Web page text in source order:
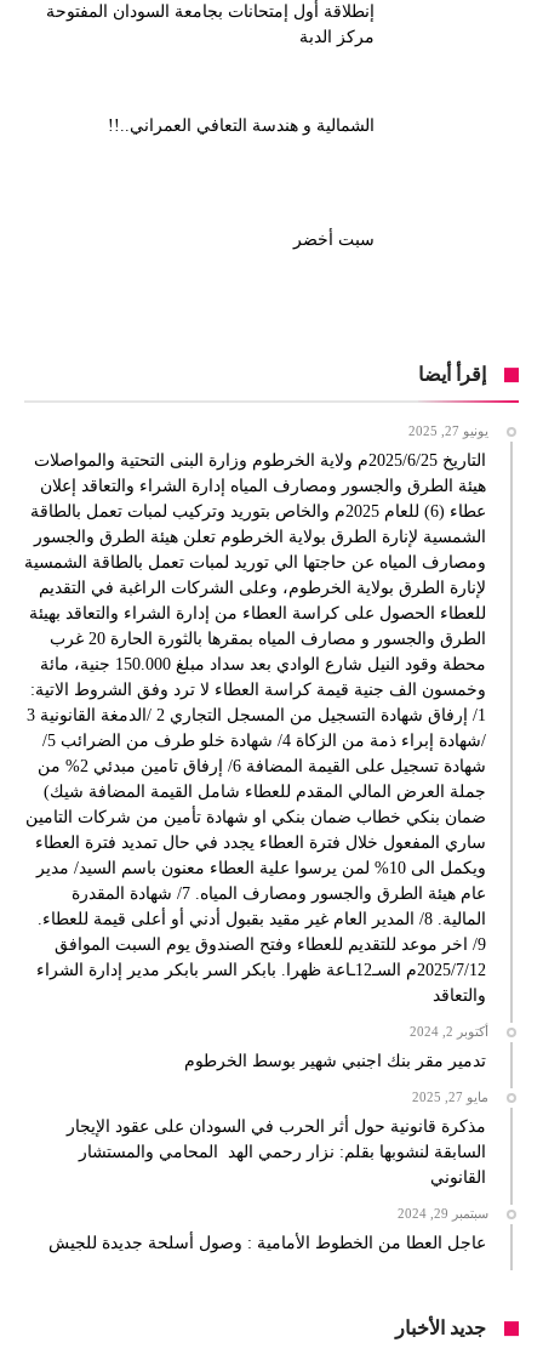
إنطلاقة أول إمتحانات بجامعة السودان المفتوحة
مركز الدبة
الشمالية و هندسة التعافي العمراني..!!
سبت أخضر
إقرأ أيضا
يونيو 27, 2025
التاريخ 2025/6/25م ولاية الخرطوم وزارة البنى التحتية والمواصلات
هيئة الطرق والجسور ومصارف المياه إدارة الشراء والتعاقد إعلان
عطاء (6) للعام 2025م والخاص بتوريد وتركيب لمبات تعمل بالطاقة
الشمسية لإنارة الطرق بولاية الخرطوم تعلن هيئة الطرق والجسور
ومصارف المياه عن حاجتها الي توريد لمبات تعمل بالطاقة الشمسية
لإنارة الطرق بولاية الخرطوم، وعلى الشركات الراغبة في التقديم
للعطاء الحصول على كراسة العطاء من إدارة الشراء والتعاقد بهيئة
الطرق والجسور و مصارف المياه بمقرها بالثورة الحارة 20 غرب
محطة وقود النيل شارع الوادي بعد سداد مبلغ 150.000 جنية، مائة
وخمسون الف جنية قيمة كراسة العطاء لا ترد وفق الشروط الاتية:
1/ إرفاق شهادة التسجيل من المسجل التجاري 2 /الدمغة القانونية 3
/شهادة إبراء ذمة من الزكاة 4/ شهادة خلو طرف من الضرائب 5/
شهادة تسجيل على القيمة المضافة 6/ إرفاق تامين مبدئي 2% من
جملة العرض المالي المقدم للعطاء شامل القيمة المضافة شيك)
ضمان بنكي خطاب ضمان بنكي او شهادة تأمين من شركات التامين
ساري المفعول خلال فترة العطاء يجدد في حال تمديد فترة العطاء
ويكمل الى 10% لمن يرسوا علية العطاء معنون باسم السيد/ مدير
عام هيئة الطرق والجسور ومصارف المياه. 7/ شهادة المقدرة
المالية. 8/ المدير العام غير مقيد بقبول أدني أو أعلى قيمة للعطاء.
9/ اخر موعد للتقديم للعطاء وفتح الصندوق يوم السبت الموافق
2025/7/12م السـ12ـاعة ظهرا. بابكر السر بابكر مدير إدارة الشراء
والتعاقد
أكتوبر 2, 2024
تدمير مقر بنك اجنبي شهير بوسط الخرطوم
مايو 27, 2025
مذكرة قانونية حول أثر الحرب في السودان على عقود الإيجار
السابقة لنشوبها بقلم: نزار رحمي الهد المحامي والمستشار
القانوني
سبتمبر 29, 2024
عاجل العطا من الخطوط الأمامية : وصول أسلحة جديدة للجيش
جديد الأخبار